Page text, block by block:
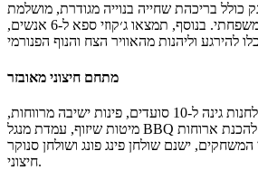
כולל בריכהת שחייה בנוייה מגודרת, מושלמת
לשחייה מרעננת ולבילוי משפחתי. בנוסף, תמצאו ג׳קוזי ספא ל-6 אנשים,
מתחם חיצוני מאובזר
בחצר הוילה תיהנו משולחנות גינה ל-10 סועדים, פינות ישיבה מרווחות,
מיטות שיזוף, עמדת מנגל BBQ ומטבח חיצוני מאובזר להכנת ארוחות
ישנם שולחן פינג פונג ושולחן סנוקר
חיצוני.